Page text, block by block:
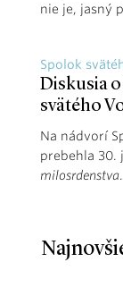
nie je, jasný
Spolok
Diskusia
svätého
Na nádvorí
prebehla 30.
milosrdenstva.